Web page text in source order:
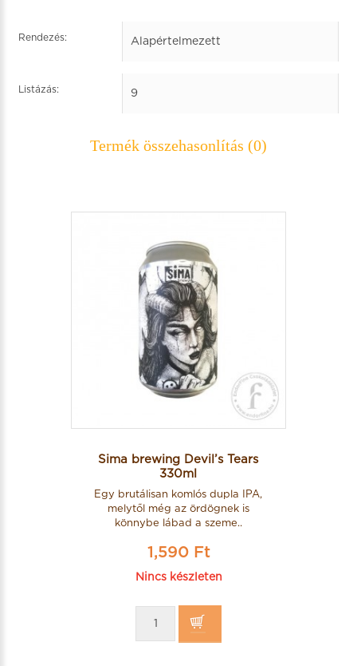
Rendezés:
Listázás:
Termék összehasonlítás (0)
Sima brewing Devil’s Tears
330ml
Egy brutálisan komlós dupla IPA,
melytől még az ördögnek is
könnybe lábad a szeme..
1,590 Ft
Nincs készleten